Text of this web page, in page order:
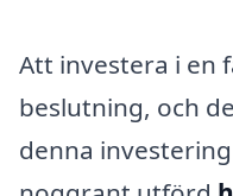
Att investera i en
beslutning, och
denna